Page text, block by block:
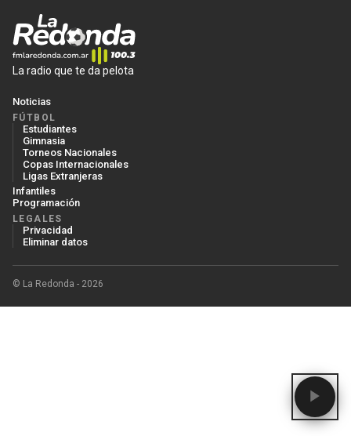
La radio que te da pelota
Noticias
FÚTBOL
Estudiantes
Gimnasia
Torneos Nacionales
Copas Internacionales
Ligas Extranjeras
Infantiles
Programación
LEGALES
Privacidad
Eliminar datos
© La Redonda - 2026